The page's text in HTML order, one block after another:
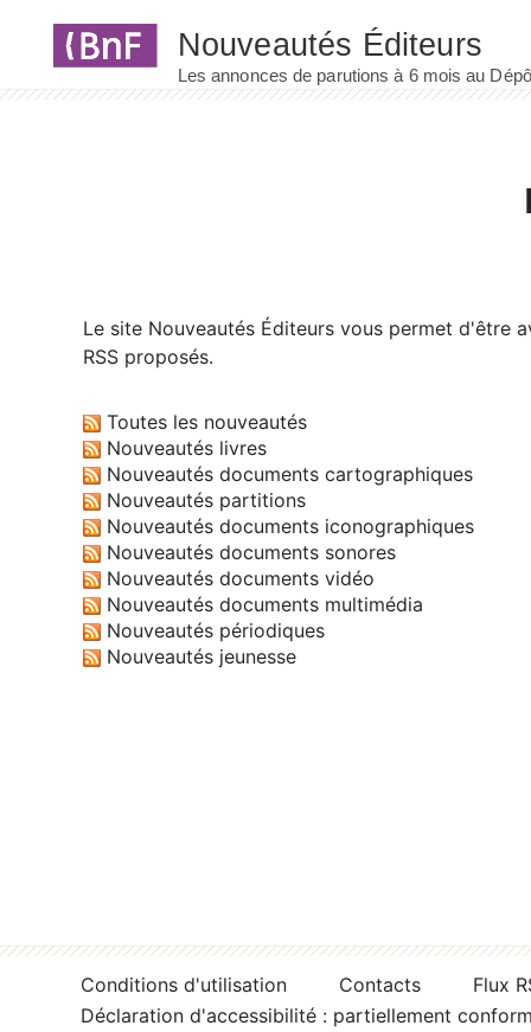
Le site Nouveautés Éditeurs vous permet d'être
RSS proposés.
Toutes les nouveautés
Nouveautés livres
Nouveautés documents cartographiques
Nouveautés partitions
Nouveautés documents iconographiques
Nouveautés documents sonores
Nouveautés documents vidéo
Nouveautés documents multimédia
Nouveautés périodiques
Nouveautés jeunesse
Conditions d'utilisation Contacts
Flux
Déclaration d'accessibilité : partiellement